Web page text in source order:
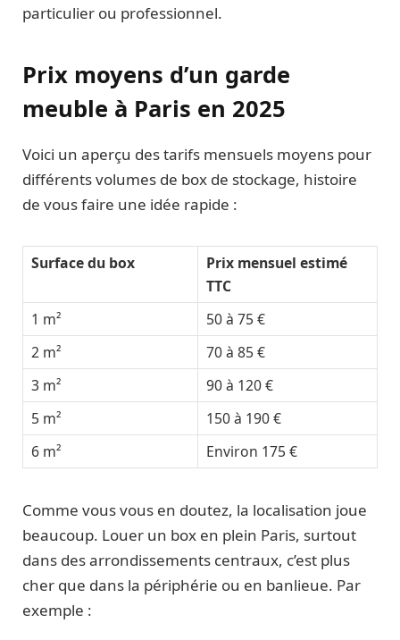
particulier ou professionnel.
Prix moyens d’un garde
meuble à Paris en 2025
Voici un aperçu des tarifs mensuels moyens pour
différents volumes de box de stockage, histoire
de vous faire une idée rapide :
Surface du box
Prix mensuel estimé
TTC
1 m²
50 à 75 €
2 m²
70 à 85 €
3 m²
90 à 120 €
5 m²
150 à 190 €
6 m²
Environ 175 €
Comme vous vous en doutez, la localisation joue
beaucoup. Louer un box en plein Paris, surtout
dans des arrondissements centraux, c’est plus
cher que dans la périphérie ou en banlieue. Par
exemple :